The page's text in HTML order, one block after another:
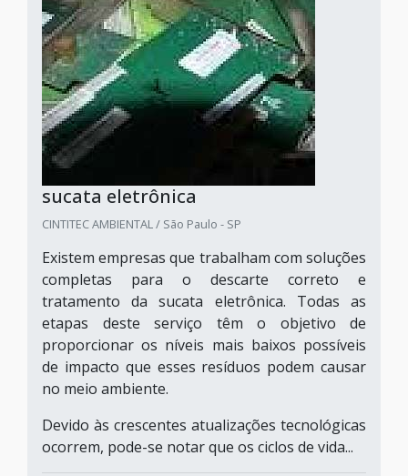
sucata eletrônica
CINTITEC AMBIENTAL / São Paulo - SP
Existem empresas que trabalham com soluções
completas para o descarte correto e
tratamento da sucata eletrônica. Todas as
etapas deste serviço têm o objetivo de
proporcionar os níveis mais baixos possíveis
de impacto que esses resíduos podem causar
no meio ambiente.
Devido às crescentes atualizações tecnológicas
ocorrem, pode-se notar que os ciclos de vida...